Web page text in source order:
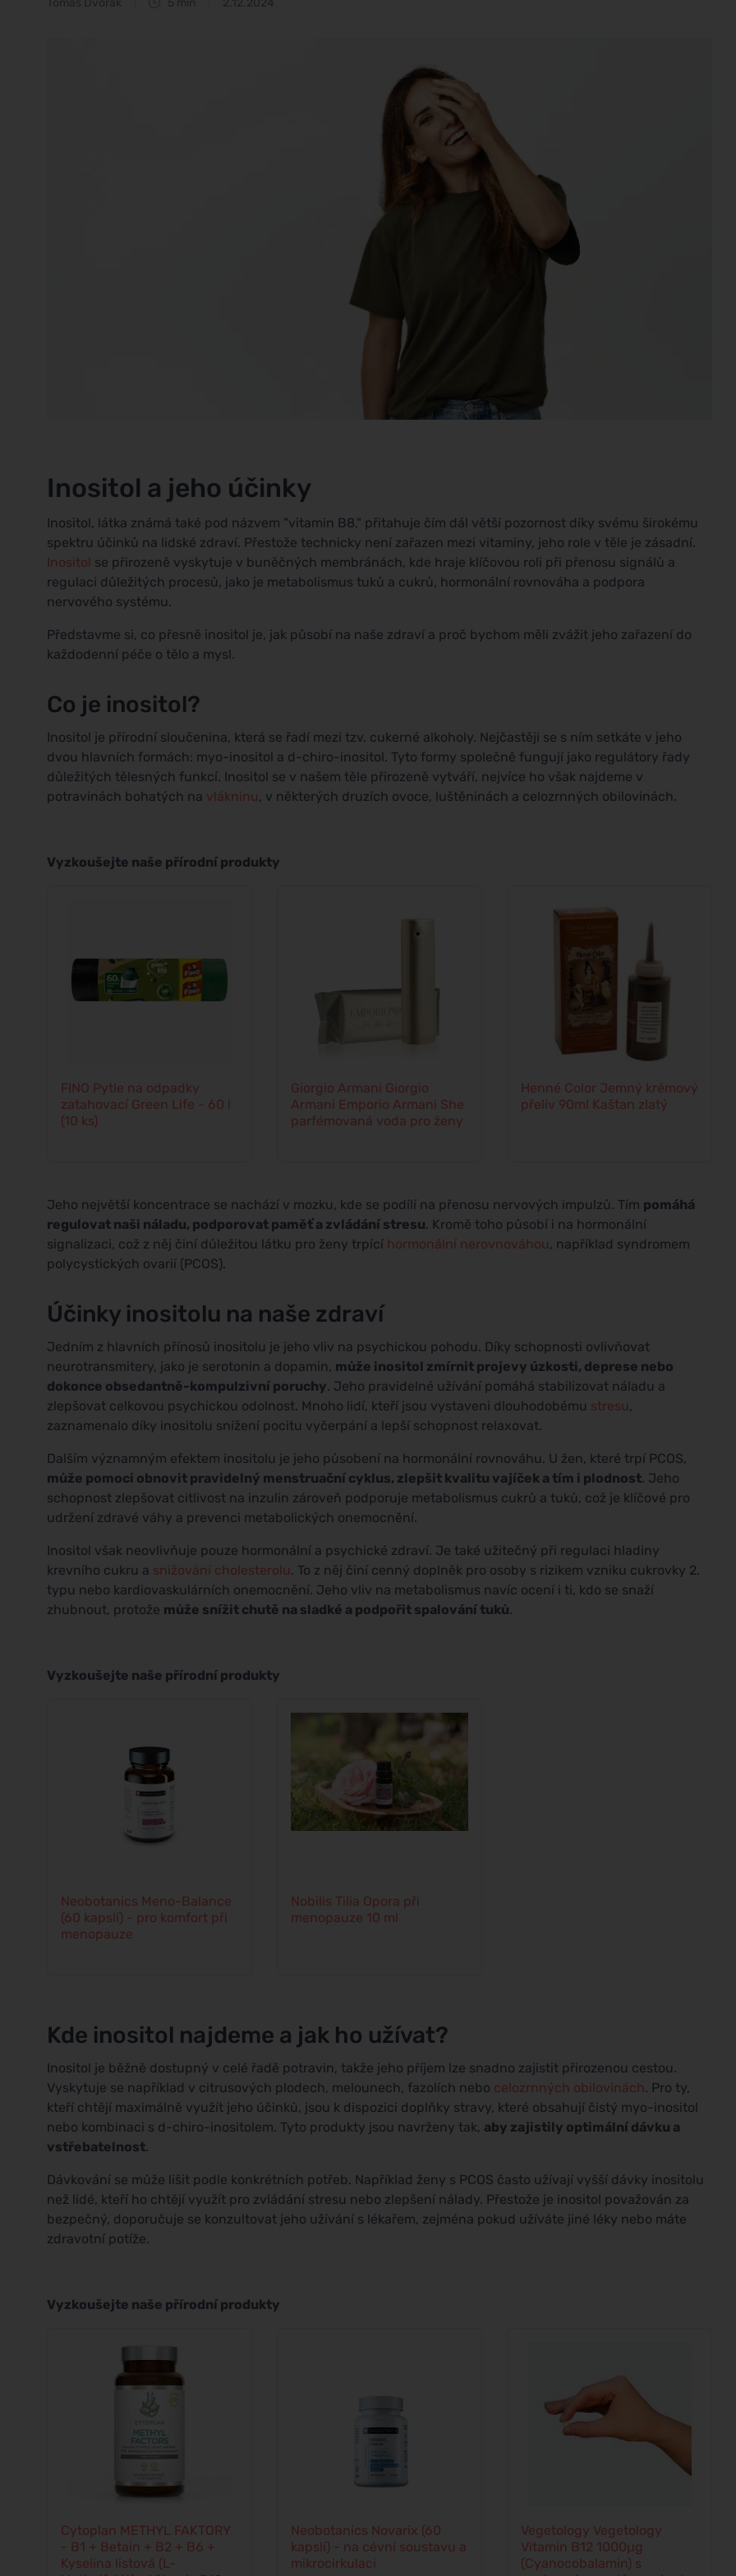
Inositol a jeho účinky
Inositol, látka známá také pod názvem "vitamin B8," přitahuje čím dál větší pozornost díky svému širokému
spektru účinků na lidské zdraví. Přestože technicky není zařazen mezi vitaminy, jeho role v těle je zásadní.
Inositol se přirozeně vyskytuje v buněčných membránách, kde hraje klíčovou roli při přenosu signálů a
regulaci důležitých procesů, jako je metabolismus tuků a cukrů, hormonální rovnováha a podpora
nervového systému.
Představme si, co přesně inositol je, jak působí na naše zdraví a proč bychom měli zvážit jeho zařazení do
každodenní péče o tělo a mysl.
Co je inositol?
Inositol je přírodní sloučenina, která se řadí mezi tzv. cukerné alkoholy. Nejčastěji se s ním setkáte v jeho
dvou hlavních formách: myo-inositol a d-chiro-inositol. Tyto formy společně fungují jako regulátory řady
důležitých tělesných funkcí. Inositol se v našem těle přirozeně vytváří, nejvíce ho však najdeme v
potravinách bohatých na vlákninu, v některých druzích ovoce, luštěninách a celozrnných obilovinách.
Vyzkoušejte naše přírodní produkty
FINO Pytle na odpadky
zatahovací Green Life - 60 l
(10 ks)
Giorgio Armani Giorgio
Armani Emporio Armani She
parfémovaná voda pro ženy
Henné Color Jemný krémový
přeliv 90ml Kaštan zlatý
Jeho největší koncentrace se nachází v mozku, kde se podílí na přenosu nervových impulzů. Tím pomáhá
regulovat naši náladu, podporovat paměť a zvládání stresu. Kromě toho působí i na hormonální
signalizaci, což z něj činí důležitou látku pro ženy trpící hormonální nerovnováhou, například syndromem
polycystických ovarií (PCOS).
Účinky inositolu na naše zdraví
Jedním z hlavních přínosů inositolu je jeho vliv na psychickou pohodu. Díky schopnosti ovlivňovat
neurotransmitery, jako je serotonin a dopamin, může inositol zmírnit projevy úzkosti, deprese nebo
dokonce obsedantně-kompulzivní poruchy. Jeho pravidelné užívání pomáhá stabilizovat náladu a
zlepšovat celkovou psychickou odolnost. Mnoho lidí, kteří jsou vystaveni dlouhodobému stresu,
zaznamenalo díky inositolu snížení pocitu vyčerpání a lepší schopnost relaxovat.
Dalším významným efektem inositolu je jeho působení na hormonální rovnováhu. U žen, které trpí PCOS,
může pomoci obnovit pravidelný menstruační cyklus, zlepšit kvalitu vajíček a tím i plodnost. Jeho
schopnost zlepšovat citlivost na inzulin zároveň podporuje metabolismus cukrů a tuků, což je klíčové pro
udržení zdravé váhy a prevenci metabolických onemocnění.
Inositol však neovlivňuje pouze hormonální a psychické zdraví. Je také užitečný při regulaci hladiny
krevního cukru a snižování cholesterolu. To z něj činí cenný doplněk pro osoby s rizikem vzniku cukrovky 2.
typu nebo kardiovaskulárních onemocnění. Jeho vliv na metabolismus navíc ocení i ti, kdo se snaží
zhubnout, protože může snížit chutě na sladké a podpořit spalování tuků.
Vyzkoušejte naše přírodní produkty
Neobotanics Meno-Balance
(60 kapslí) - pro komfort při
menopauze
Nobilis Tilia Opora při
menopauze 10 ml
Kde inositol najdeme a jak ho užívat?
Inositol je běžně dostupný v celé řadě potravin, takže jeho příjem lze snadno zajistit přirozenou cestou.
Vyskytuje se například v citrusových plodech, melounech, fazolích nebo celozrnných obilovinách. Pro ty,
kteří chtějí maximálně využít jeho účinků, jsou k dispozici doplňky stravy, které obsahují čistý myo-inositol
nebo kombinaci s d-chiro-inositolem. Tyto produkty jsou navrženy tak, aby zajistily optimální dávku a
vstřebatelnost.
Dávkování se může lišit podle konkrétních potřeb. Například ženy s PCOS často užívají vyšší dávky inositolu
než lidé, kteří ho chtějí využít pro zvládání stresu nebo zlepšení nálady. Přestože je inositol považován za
bezpečný, doporučuje se konzultovat jeho užívání s lékařem, zejména pokud užíváte jiné léky nebo máte
zdravotní potíže.
Vyzkoušejte naše přírodní produkty
Cytoplan METHYL FAKTORY
- B1 + Betain + B2 + B6 +
Kyselina listová (L-
Neobotanics Novarix (60
kapslí) - na cévní soustavu a
mikrocirkulaci
Vegetology Vegetology
Vitamin B12 1000µg
(Cyanocobalamin) s